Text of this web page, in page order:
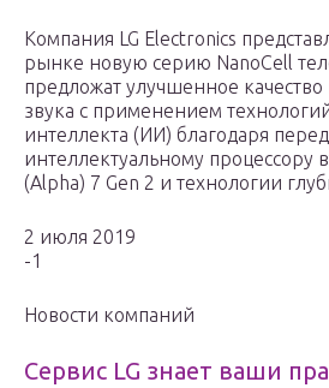
Компания LG Electronics
рынке новую серию NanoCell
предложат улучшенное
звука с применением
интеллекта (ИИ) благодаря
интеллектуальному процессору
(Alpha) 7 Gen 2 и технологии
2 июля 2019
-1
Новости компаний
Сервис LG знает ваши